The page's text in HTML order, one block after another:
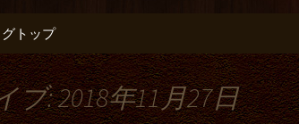
トップ
: 2018年11月27日